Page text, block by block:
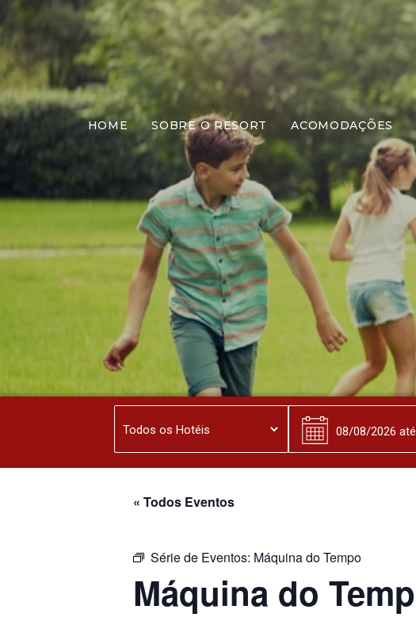
HOME SOBRE O RESORT ACOMODAÇÕES
« Todos Eventos
Série de Eventos: Máquina do Tempo
Máquina do